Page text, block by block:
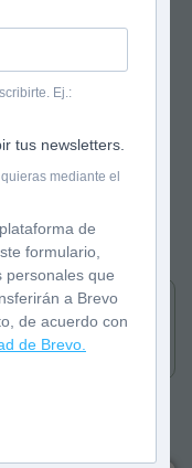
Ej.:
tus newsletters.
mediante el
de
formulario,
personales que
a Brevo
de acuerdo con
de Brevo.
Fragoso.